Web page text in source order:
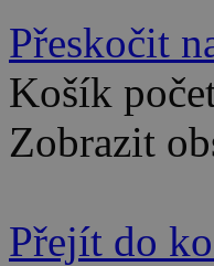
Přeskočit
Košík
Zobrazit
Přejít do